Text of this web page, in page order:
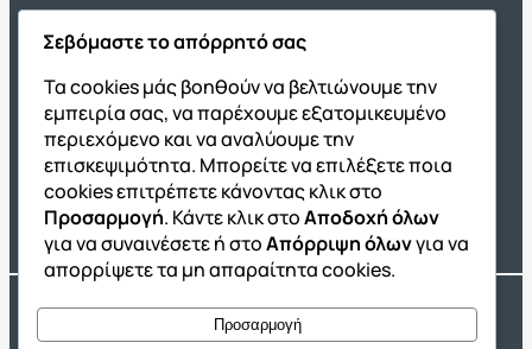
Όμιλος ΔΙΑΚΡΟΤΗΜΑ
ΔΙΑΚΡΟΤΗΜΑ@Home
Σχολική Μελέτη After School
Εκδόσεις Καλαϊτζίδη
Franchise ΔΙΑΚΡΟΤΗΜΑ
Copyright® 2004 –2026Εκπαιδευτικός Όμιλος ΔΙΑΚΡΟΤΗΜΑ®. Αρ.
Γ.Ε.Μ.Η.: 54967109000.
Σεβόμαστε το απόρρητό σας
Τα cookies μάς βοηθούν να βελτιώνουμε την
εμπειρία σας, να παρέχουμε εξατομικευμένο
περιεχόμενο και να αναλύουμε την
επισκεψιμότητα. Μπορείτε να επιλέξετε ποια
cookies επιτρέπετε κάνοντας κλικ στο
Προσαρμογή. Κάντε κλικ στοΑποδοχή όλων
για να συναινέσετε ή στοΑπόρριψη όλωνγια να
απορρίψετε τα μη απαραίτητα cookies.
Προσαρμογή